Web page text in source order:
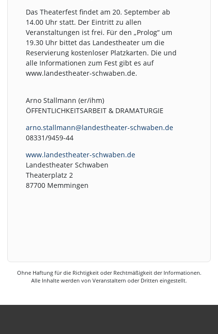
Das Theaterfest findet am 20. September ab
14.00 Uhr statt. Der Eintritt zu allen
Veranstaltungen ist frei. Für den „Prolog“ um
19.30 Uhr bittet das Landestheater um die
Reservierung kostenloser Platzkarten. Die und
alle Informationen zum Fest gibt es auf
www.landestheater-schwaben.de.
Arno Stallmann (er/ihm)
ÖFFENTLICHKEITSARBEIT & DRAMATURGIE
arno.stallmann@landestheater-schwaben.de
08331/9459-44
www.landestheater-schwaben.de
Landestheater Schwaben
Theaterplatz 2
87700 Memmingen
Ohne Haftung für die Richtigkeit oder Rechtmäßigkeit der Informationen.
Alle Inhalte werden von Veranstaltern oder Dritten eingestellt.